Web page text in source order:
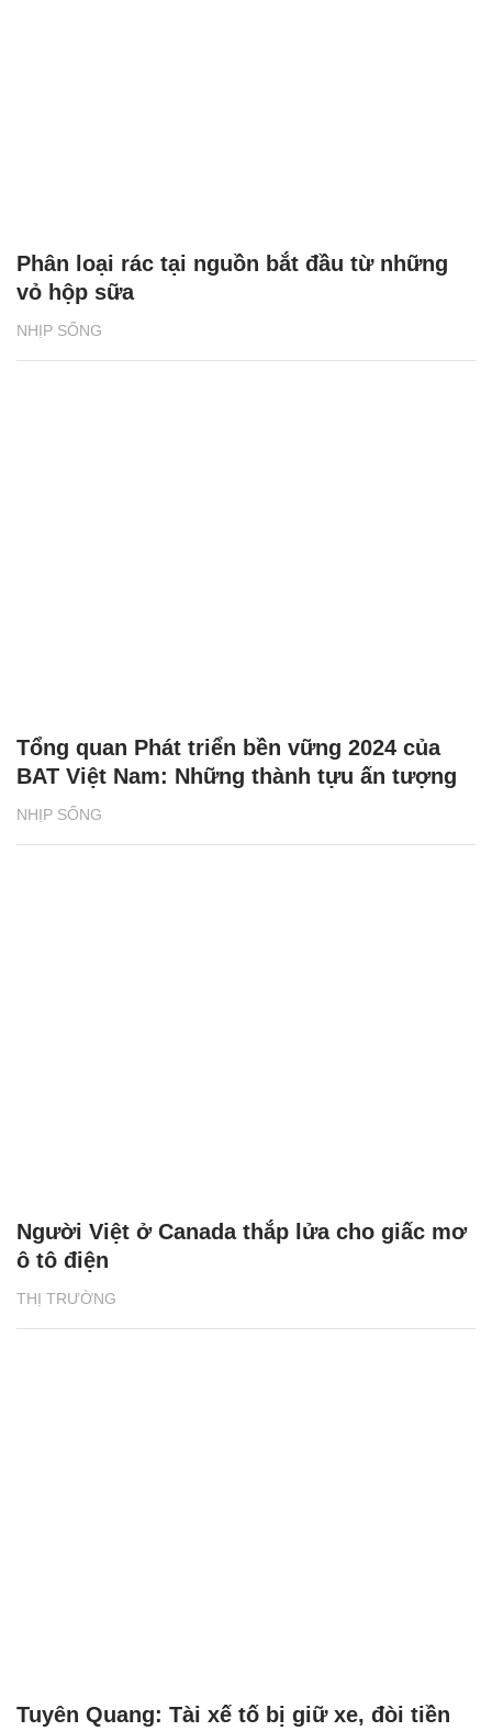
NHỊP SỐNG
Phân loại rác tại nguồn bắt đầu từ những
vỏ hộp sữa
NHỊP SỐNG
Tổng quan Phát triển bền vững 2024 của
BAT Việt Nam: Những thành tựu ấn tượng
THỊ TRƯỜNG
Người Việt ở Canada thắp lửa cho giấc mơ
ô tô điện
Tuyên Quang: Tài xế tố bị giữ xe, đòi tiền